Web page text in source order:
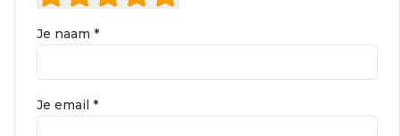
Je naam *
Je email *